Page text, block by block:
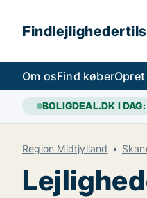
Om osFind køber
BOLIGDEAL.DK I DAG:
Region Midtjylland